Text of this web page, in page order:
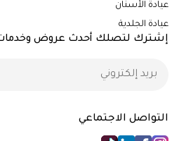
عيادة الأسنان
عيادة الجلدية
إشترك لتصلك أحدث عروض
التواصل الاجتماعي